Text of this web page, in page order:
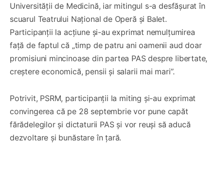
Universității de Medicină, iar mitingul s-a desfășurat în
scuarul Teatrului Național de Operă și Balet.
Participanții la acțiune și-au exprimat nemulțumirea
față de faptul că „timp de patru ani oamenii aud doar
promisiuni mincinoase din partea PAS despre libertate,
creștere economică, pensii și salarii mai mari”.
Potrivit, PSRM, participanții la miting și-au exprimat
convingerea că pe 28 septembrie vor pune capăt
fărădelegilor și dictaturii PAS și vor reuși să aducă
dezvoltare și bunăstare în țară.